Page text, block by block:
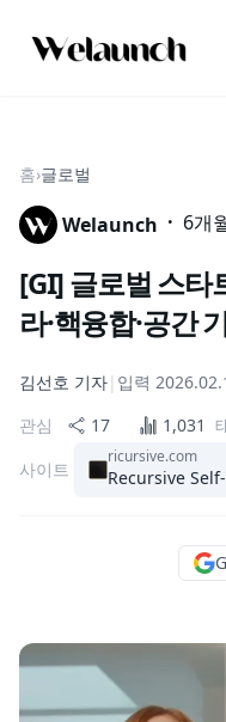
홈›글로벌
Welaunch · 6개
[GI] 글로벌 스타
라·핵융합·공간
김선호 기자| 입력
관심
17 1,031
사이트
ricursive.com
Recursive